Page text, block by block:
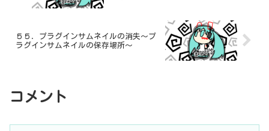
５５．プラグインサムネイルの消失～プ
ラグインサムネイルの保存場所～
コメント